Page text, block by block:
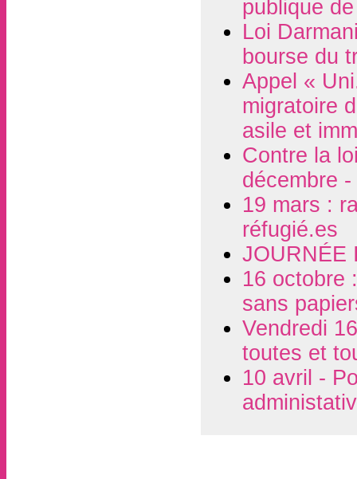
publique
Loi
bourse du
Appel «
migratoire
asile et
Contre la
décembre
19 mars :
réfugié.es
JOURNÉE
16 octobre
sans
Vendredi
toutes et
10 avril -